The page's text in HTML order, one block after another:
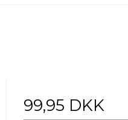
99,95 DKK